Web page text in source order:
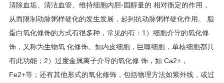
清除血垢、清洁血管、维持细胞内胆-固醇量的 相对衡定的作用，
从而限制动脉粥样硬化的发生发展，起到抗动脉粥样硬化作用。 脂
蛋白氧化修饰的方式有很多种，常见的有：1）细胞介导的氧化修
饰，又称为生物氧 化修饰。如内皮细胞，巨噬细胞，单核细胞都具
有此功能；2）过度金属离子介导的氧化修 饰，如 Ca2+，
Fe2+等；还有其他形式的氧化修饰，包括物理方法如紫外线，或过